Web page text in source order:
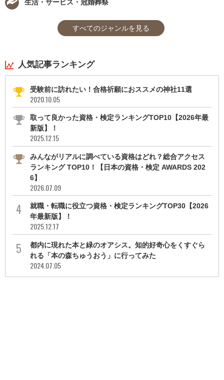
生活・サービス・冠婚葬祭
すべてのジャンルを見る
人気記事ランキング
受験前に訪れたい！合格祈願におススメの神社11選
2020.10.05
取って良かった資格・検定ランキングTOP10【2026年最
新版】！
2025.12.15
みんながリアルに調べている資格はどれ？総合アクセス
ランキング TOP10！【日本の資格・検定 AWARDS 202
6】
2026.07.09
就職・転職に役立つ資格・検定ランキングTOP30【2026
年最新版】！
2025.12.17
都内に現れた本と緑のオアシス。知的好奇心をくすぐら
れる「本の森ちゅうおう」に行ってみた
2024.07.05